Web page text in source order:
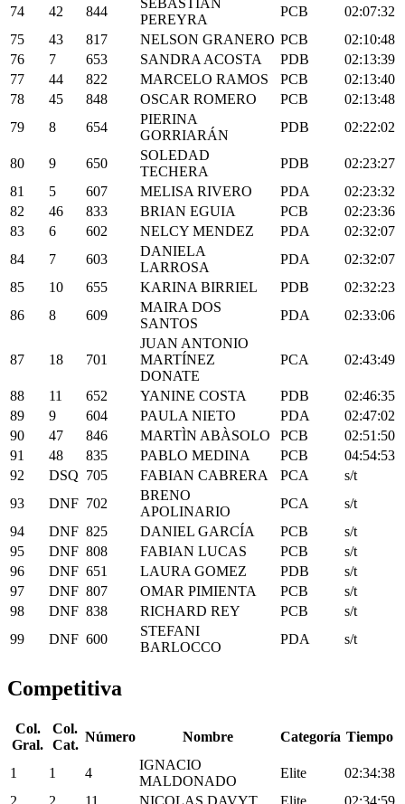
74 42 844
PEREYRA
PCB
02:07:32
75
43 817 NELSON GRANERO PCB
02:10:48
76
7 653 SANDRA ACOSTA PDB
02:13:39
77
44 822 MARCELO RAMOS PCB
02:13:40
78
45 848 OSCAR ROMERO PCB
02:13:48
79
8 654
PIERINA
GORRIARÁN
PDB 02:22:02
80 9 650
SOLEDAD
TECHERA
PDB
02:23:27
81
5 607 MELISA RIVERO PDA
02:23:32
82
46 833 BRIAN EGUIA PCB
02:23:36
83
6 602 NELCY MENDEZ PDA
02:32:07
84
7 603
DANIELA
LARROSA
PDA
02:32:07
85
10 655 KARINA BIRRIEL PDB
02:32:23
86
8 609
MAIRA DOS
SANTOS
PDA 02:33:06
87 18 701
JUAN ANTONIO
MARTÍNEZ
DONATE
PCA 02:43:49
88 11 652 YANINE COSTA PDB
02:46:35
89
9 604 PAULA NIETO PDA
02:47:02
90
47 846 MARTÌN ABÀSOLO PCB
02:51:50
91
48 835 PABLO MEDINA PCB
04:54:53
92
DSQ 705 FABIAN CABRERA PCA
s/t
93
DNF 702
BRENO
APOLINARIO
PCA
s/t
94
DNF 825 DANIEL GARCÍA PCB
s/t
95
DNF 808 FABIAN LUCAS PCB
s/t
96
DNF 651 LAURA GOMEZ PDB
s/t
97
DNF 807 OMAR PIMIENTA PCB
s/t
98
DNF 838 RICHARD REY PCB
s/t
99
DNF 600
STEFANI
BARLOCCO
PDA s/t
Competitiva
Col.
Gral.
Col.
Cat.
Número Nombre Categoría Tiempo
1 1 4
IGNACIO
MALDONADO
Elite
02:34:38